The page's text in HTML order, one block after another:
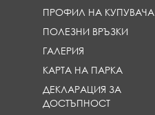
ПРОФИЛ НА КУПУВАЧА
ПОЛЕЗНИ ВРЪЗКИ
ГАЛЕРИЯ
КАРТА НА ПАРКА
ДЕКЛАРАЦИЯ ЗА
ДОСТЪПНОСТ